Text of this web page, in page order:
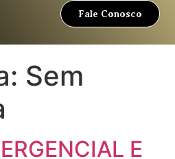
Fale Conosco
Sem
E